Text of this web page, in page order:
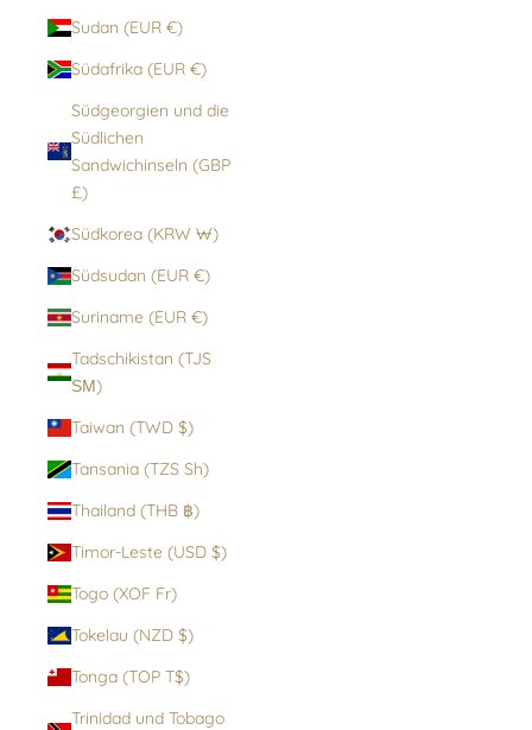
Sudan (EUR €)
Südafrika (EUR €)
Südgeorgien und die
Südlichen
Sandwichinseln (GBP
£)
Südkorea (KRW ₩)
Südsudan (EUR €)
Suriname (EUR €)
Tadschikistan (TJS
ЅМ)
Taiwan (TWD $)
Tansania (TZS Sh)
Thailand (THB ฿)
Timor-Leste (USD $)
Togo (XOF Fr)
Tokelau (NZD $)
Tonga (TOP T$)
Trinidad und Tobago